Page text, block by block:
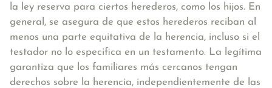
la ley reserva para ciertos herederos, como los hijos. En
general, se asegura de que estos herederos reciban al
menos una parte equitativa de la herencia, incluso si el
testador no lo especifica en un testamento. La legítima
garantiza que los familiares más cercanos tengan
derechos sobre la herencia, independientemente de las